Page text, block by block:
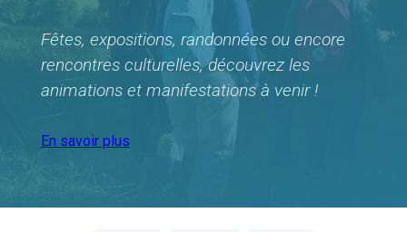
Fêtes, expositions, randonnées ou encore
rencontres culturelles, découvrez les
animations et manifestations à venir !
En savoir plus